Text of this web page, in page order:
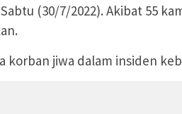
(30/7/2022). Akibat 55
korban jiwa dalam insiden